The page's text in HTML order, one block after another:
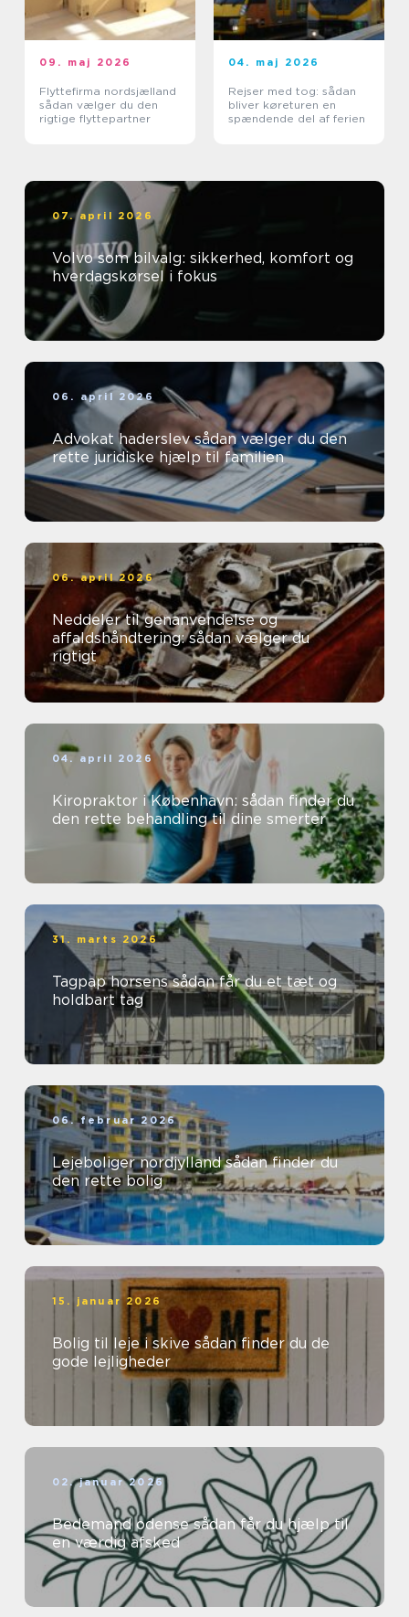
09. maj 2026
Flyttefirma nordsjælland
sådan vælger du den
rigtige flyttepartner
04. maj 2026
Rejser med tog: sådan
bliver køreturen en
spændende del af ferien
07. april 2026
Volvo som bilvalg: sikkerhed, komfort og
hverdagskørsel i fokus
06. april 2026
Advokat haderslev sådan vælger du den
rette juridiske hjælp til familien
06. april 2026
Neddeler til genanvendelse og
affaldshåndtering: sådan vælger du
rigtigt
04. april 2026
Kiropraktor i København: sådan finder du
den rette behandling til dine smerter
31. marts 2026
Tagpap horsens sådan får du et tæt og
holdbart tag
06. februar 2026
Lejeboliger nordjylland sådan finder du
den rette bolig
15. januar 2026
Bolig til leje i skive sådan finder du de
gode lejligheder
02. januar 2026
Bedemand odense sådan får du hjælp til
en værdig afsked